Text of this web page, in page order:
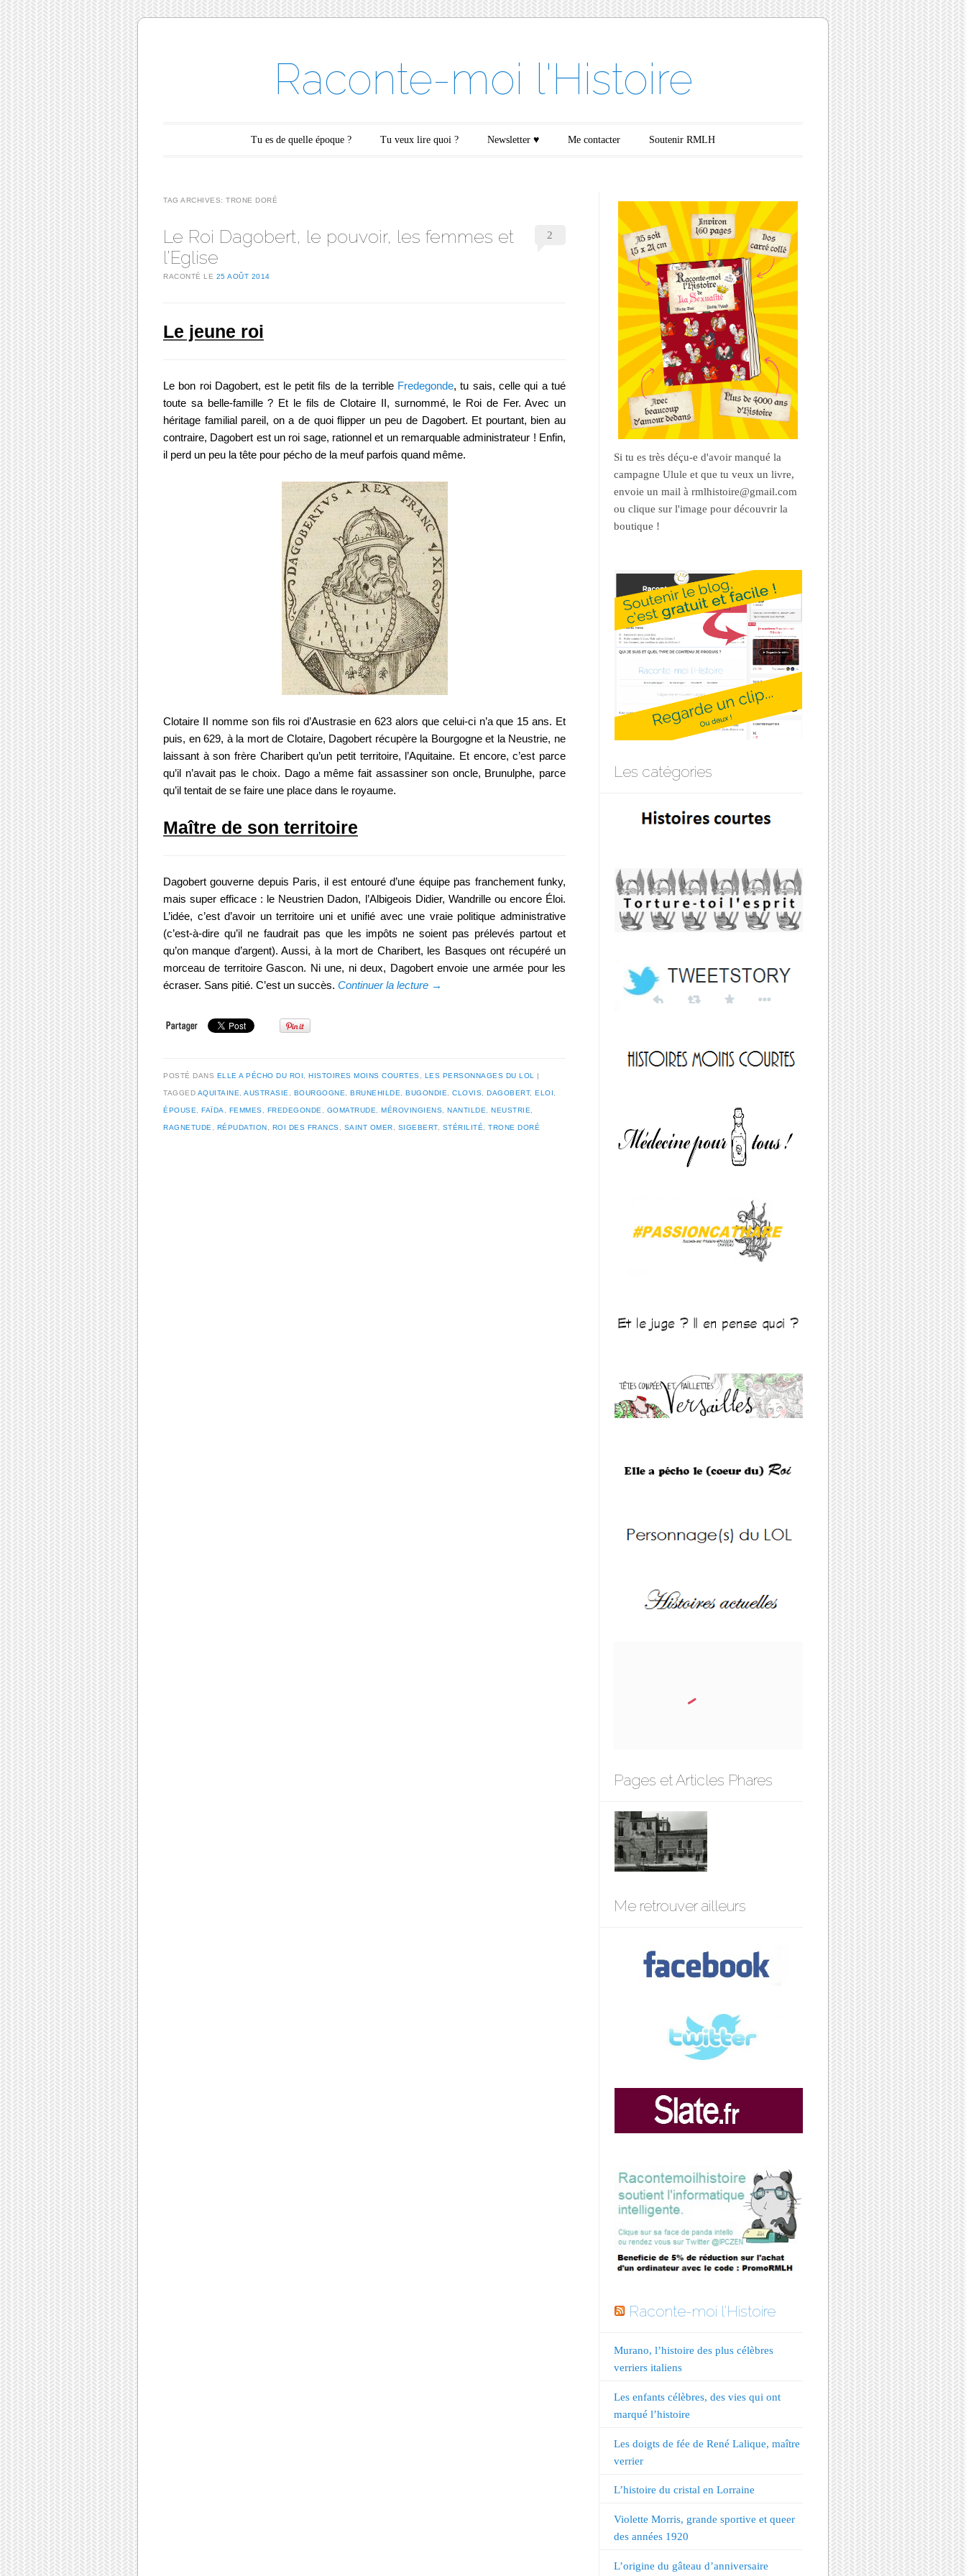
Raconte-moi l'Histoire
Main menuTu es de quelle époque ? Tu veux lire quoi ? Newsletter ♥ Me contacter Soutenir RMLH
TAG ARCHIVES: TRONE DORÉ
Le Roi Dagobert, le pouvoir, les femmes et
l’Eglise
RACONTÉ LE 25 AOÛT 2014
2
Le jeune roi
Le bon roi Dagobert, est le petit fils de la terrible Fredegonde, tu sais, celle qui a tué
toute sa belle-famille ? Et le fils de Clotaire II, surnommé, le Roi de Fer. Avec un
héritage familial pareil, on a de quoi flipper un peu de Dagobert. Et pourtant, bien au
contraire, Dagobert est un roi sage, rationnel et un remarquable administrateur ! Enfin,
il perd un peu la tête pour pécho de la meuf parfois quand même.
Clotaire II nomme son fils roi d’Austrasie en 623 alors que celui-ci n’a que 15 ans. Et
puis, en 629, à la mort de Clotaire, Dagobert récupère la Bourgogne et la Neustrie, ne
laissant à son frère Charibert qu’un petit territoire, l’Aquitaine. Et encore, c’est parce
qu’il n’avait pas le choix. Dago a même fait assassiner son oncle, Brunulphe, parce
qu’il tentait de se faire une place dans le royaume.
Maître de son territoire
Dagobert gouverne depuis Paris, il est entouré d’une équipe pas franchement funky,
mais super efficace : le Neustrien Dadon, l’Albigeois Didier, Wandrille ou encore Éloi.
L’idée, c’est d’avoir un territoire uni et unifié avec une vraie politique administrative
(c’est-à-dire qu’il ne faudrait pas que les impôts ne soient pas prélevés partout et
qu’on manque d’argent). Aussi, à la mort de Charibert, les Basques ont récupéré un
morceau de territoire Gascon. Ni une, ni deux, Dagobert envoie une armée pour les
écraser. Sans pitié. C’est un succès. Continuer la lecture →
POSTÉ DANS ELLE A PÉCHO DU ROI , HISTOIRES MOINS COURTES, LES PERSONNAGES DU LOL
TAGGED AQUITAINE, AUSTRASIE, BOURGOGNE, BRUNEHILDE, BUGONDIE, CLOVIS, DAGOBERT, ELOI ,
ÉPOUSE, FAÏDA, FEMMES, FREDEGONDE, GOMATRUDE, MÉROVINGIENS, NANTILDE, NEUSTRIE,
RAGNETUDE, RÉPUDATION , ROI DES FRANCS, SAINT OMER, SIGEBERT, STÉRILITÉ, TRONE DORÉ
Si tu es très déçu-e d'avoir manqué la
campagne Ulule et que tu veux un livre,
envoie un mail à rmlhistoire@gmail.com
ou clique sur l'image pour découvrir la
boutique !
Les catégories
Pages et Articles Phares
Me retrouver ailleurs
Raconte-moi l'Histoire
Murano, l’histoire des plus célèbres
verriers italiens
Les enfants célèbres, des vies qui ont
marqué l’histoire
Les doigts de fée de René Lalique, maître
verrier
L’histoire du cristal en Lorraine
Violette Morris, grande sportive et queer
des années 1920
L’origine du gâteau d’anniversaire